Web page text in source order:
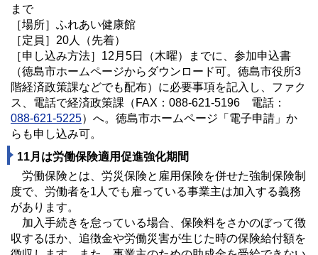
まで
［場所］ふれあい健康館
［定員］20人（先着）
［申し込み方法］12月5日（木曜）までに、参加申込書
（徳島市ホームページからダウンロード可。徳島市役所3
階経済政策課などでも配布）に必要事項を記入し、ファク
ス、電話で経済政策課（FAX：088-621-5196 電話：
088-621-5225）へ。徳島市ホームページ「電子申請」か
らも申し込み可。
11月は労働保険適用促進強化期間
労働保険とは、労災保険と雇用保険を併せた強制保険制
度で、労働者を1人でも雇っている事業主は加入する義務
があります。
加入手続きを怠っている場合、保険料をさかのぼって徴
収するほか、追徴金や労働災害が生じた時の保険給付額を